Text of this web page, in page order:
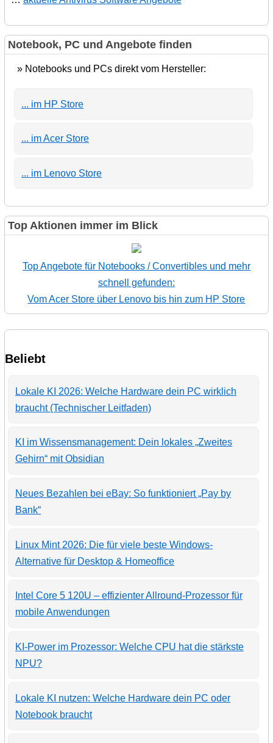
Notebook, PC und Angebote finden
» Notebooks und PCs direkt vom Hersteller:
... im HP Store
... im Acer Store
... im Lenovo Store
Top Aktionen immer im Blick
Top Angebote für Notebooks / Convertibles und mehr
schnell gefunden:
Vom Acer Store über Lenovo bis hin zum HP Store
Beliebt
Lokale KI 2026: Welche Hardware dein PC wirklich
braucht (Technischer Leitfaden)
KI im Wissensmanagement: Dein lokales „Zweites
Gehirn“ mit Obsidian
Neues Bezahlen bei eBay: So funktioniert „Pay by
Bank“
Linux Mint 2026: Die für viele beste Windows-
Alternative für Desktop & Homeoffice
Intel Core 5 120U – effizienter Allround-Prozessor für
mobile Anwendungen
KI-Power im Prozessor: Welche CPU hat die stärkste
NPU?
Lokale KI nutzen: Welche Hardware dein PC oder
Notebook braucht